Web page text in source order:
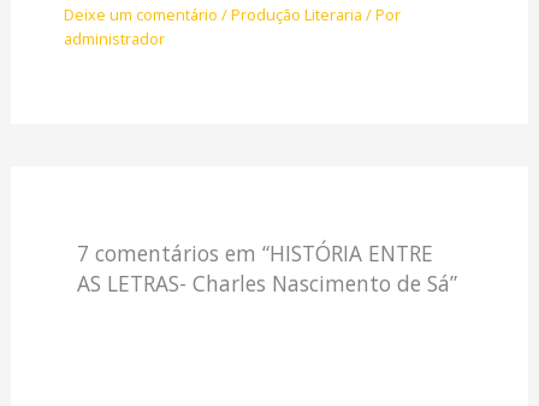
Deixe um comentário /Produção Literaria / Por
administrador
7 comentários em “HISTÓRIA ENTRE
AS LETRAS- Charles Nascimento de Sá”